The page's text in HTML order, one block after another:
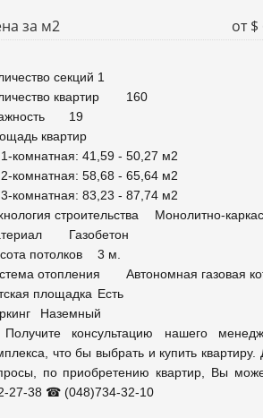
за м2 от$
секций	1
квартир	160
19
квартир
строительства	Монолитно-каркасная
Газобетон
потолков	3 м.
отопления	Автономная газовая котельная
площадка	Есть
Наземный
консультацию нашего
что бы выбрать и купить
по приобретению квартир, Вы
27-38 ☎ (048)734-32-10